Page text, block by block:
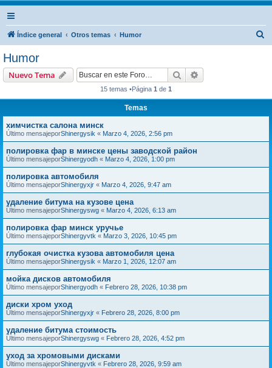
Índice general Otros temas Humor
Humor
Nuevo Tema Buscar
15 temas •Página 1 de 1
Temas
химчистка салона минск
Último mensajeporShinergysik « Marzo 4, 2026, 2:56 pm
полировка фар в минске цены заводской район
Último mensajeporShinergyodh « Marzo 4, 2026, 1:00 pm
полировка автомобиля
Último mensajeporShinergyxjr « Marzo 4, 2026, 9:47 am
удаление битума на кузове цена
Último mensajeporShinergyswg « Marzo 4, 2026, 6:13 am
полировка фар минск уручье
Último mensajeporShinergyvtk « Marzo 3, 2026, 10:45 pm
глубокая очистка кузова автомобиля цена
Último mensajeporShinergysik « Marzo 1, 2026, 12:07 am
мойка дисков автомобиля
Último mensajeporShinergyodh « Febrero 28, 2026, 10:38 pm
диски хром уход
Último mensajeporShinergyxjr « Febrero 28, 2026, 8:00 pm
удаление битума стоимость
Último mensajeporShinergyswg « Febrero 28, 2026, 4:52 pm
уход за хромовыми дисками
Último mensajeporShinergyvtk « Febrero 28, 2026, 9:59 am